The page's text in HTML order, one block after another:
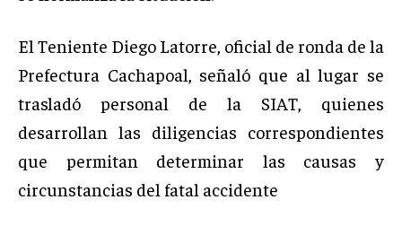
El Teniente Diego Latorre, oficial de ronda de la
Prefectura Cachapoal, señaló que al lugar se
trasladó personal de la SIAT, quienes
desarrollan las diligencias correspondientes
que permitan determinar las causas y
circunstancias del fatal accidente